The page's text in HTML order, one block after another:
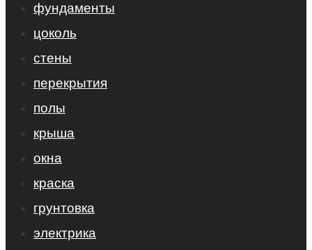
фундаменты
цоколь
стены
перекрытия
полы
крыша
окна
краска
грунтовка
электрика